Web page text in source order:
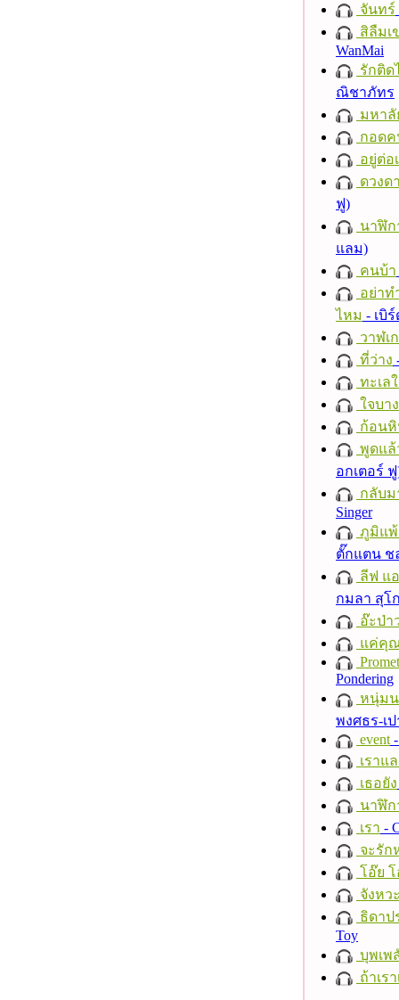
จันทร์
สิลืมเ
WanMai
รักติด
ณิชาภัทร
มหาลั
กอดค
อยู่ต่อ
ดวงด
ฟู)
นาฬิก
แลม)
คนบ้า
อย่าท
ไหม - เบิ
วาฬเ
ที่ว่าง
ทะเล
ใจบาง
ก้อน
พูดแล้
อกเตอร์
กลับม
Singer
ภูมิแพ้
ตั๊กแตน ช
ลีฟ แอ
กมลา สุโ
อ๊ะป่า
แค่คุ
Pondering
หนุ่มน
พงศธร-เ
event
เราแ
เธอยัง
นาฬิก
เรา -
จะรัก
โอ๊ย
จังหว
ธิดาป
Toy
บุพเพ
ถ้าเร